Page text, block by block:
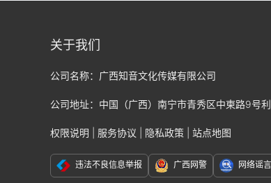
关于我们
公司名称： 广西知音文化传媒有限公司
公司地址： 中国（广西）南宁市青秀区中柬路9号
权限说明 服务协议 隐私政策 站点地图
违法不良信息举报 广西网警 网络谣